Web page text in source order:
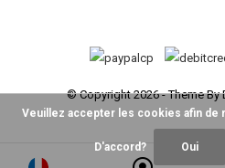
© Copyright2026- Theme By
Veuillez accepter les cookies afin de
D'accord? Oui